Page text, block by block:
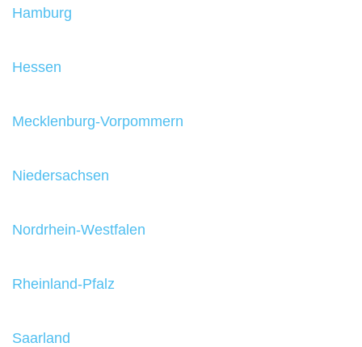
Hamburg
Hessen
Mecklenburg-Vorpommern
Niedersachsen
Nordrhein-Westfalen
Rheinland-Pfalz
Saarland